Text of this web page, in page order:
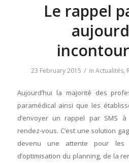
Le rappel
23 February 2015 / inActualités,
Aujourd’hui la majorité des
paramédical ainsi que les
d’envoyer un rappel par SMS
rendez-vous. C’est une solution
devenu une attente pour les
d’optimisation du planning, de la